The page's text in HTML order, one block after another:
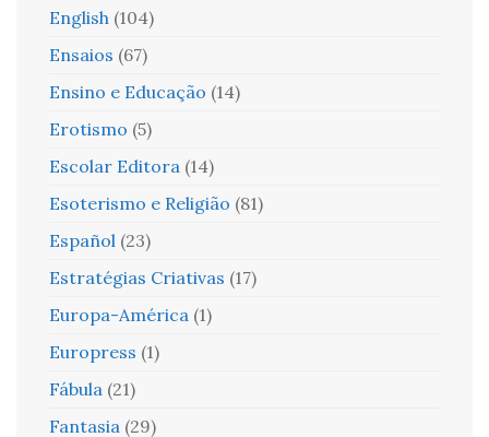
English (104)
Ensaios (67)
Ensino e Educação (14)
Erotismo (5)
Escolar Editora (14)
Esoterismo e Religião (81)
Español (23)
Estratégias Criativas (17)
Europa-América (1)
Europress (1)
Fábula (21)
Fantasia (29)